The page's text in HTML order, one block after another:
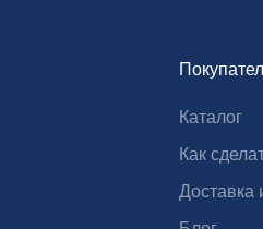
окно, позволяет легко
Каталог
Как
Доставка